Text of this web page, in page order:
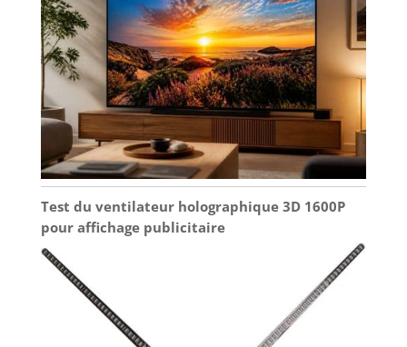
Test du ventilateur holographique 3D 1600P
pour affichage publicitaire